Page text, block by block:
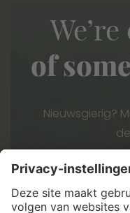
of
Nieuwsgierig?
de